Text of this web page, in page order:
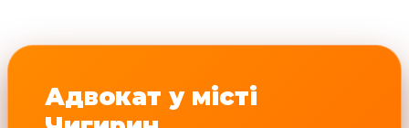
Адвокат у місті